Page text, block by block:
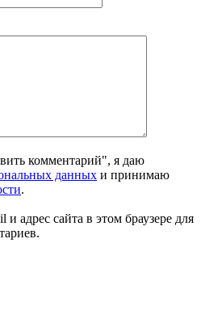
комментарий", я даю
данных и принимаю
.
адрес сайта в этом браузере для